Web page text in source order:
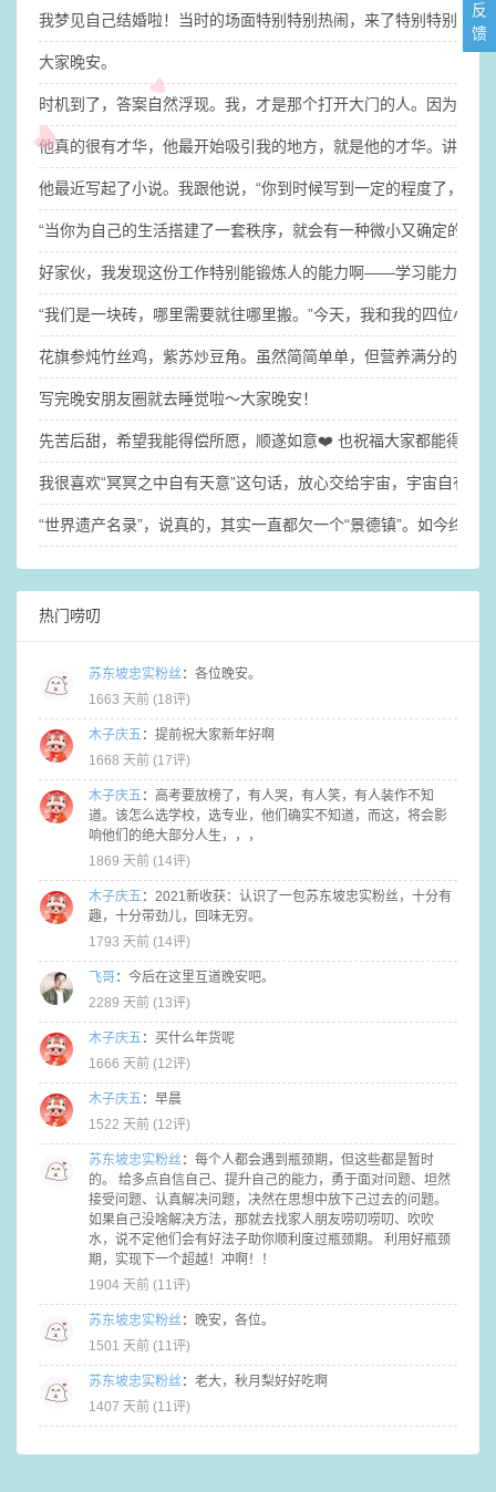
我梦见自己结婚啦！​当时的场面特别特别热闹，来了特别特别多
大家晚安。
时机到了，答案自然浮现。我，才是那个打开大门的人。因为钥匙
他真的很有才华，他最开始吸引我的地方，就是他的才华。讲真
他最近写起了小说。​我跟他说，“你到时候写到一定的程度了，你
“当你为自己的生活搭建了一套秩序，就会有一种微小又确定的稳
好家伙，我发现这份工作特别能锻炼人的能力啊——学习能力、适
“我们是一块砖，哪里需要就往哪里搬。”​今天，我和我的四位小
花旗参炖竹丝鸡，紫苏炒豆角。虽然简简单单，但营养满分的晚餐
写完晚安朋友圈就去睡觉啦～​大家晚安！
先苦后甜，希望我能得偿所愿，顺遂如意❤️ 也祝福大家都能得偿
我很喜欢“冥冥之中自有天意”这句话，放心交给宇宙，宇宙自有安
“世界遗产名录”，说真的，其实一直都欠一个“景德镇”。如今终
热门唠叨
苏东坡忠实粉丝： 各位晚安。
1663 天前 (18评)
木子庆五： 提前祝大家新年好啊
1668 天前 (17评)
木子庆五： 高考要放榜了，有人哭，有人笑，有人装作不知
道。该怎么选学校，选专业，他们确实不知道，而这，将会影
响他们的绝大部分人生，，，
1869 天前 (14评)
木子庆五： 2021新收获：认识了一包苏东坡忠实粉丝，十分有
趣，十分带劲儿，回味无穷。
1793 天前 (14评)
飞哥： 今后在这里互道晚安吧。
2289 天前 (13评)
木子庆五： 买什么年货呢
1666 天前 (12评)
木子庆五： 早晨
1522 天前 (12评)
苏东坡忠实粉丝： 每个人都会遇到瓶颈期，但这些都是暂时
的。 给多点自信自己、提升自己的能力，勇于面对问题、坦然
接受问题、认真解决问题，决然在思想中放下己过去的问题。
如果自己没啥解决方法，那就去找家人朋友唠叨唠叨、吹吹
水，说不定他们会有好法子助你顺利度过瓶颈期。 利用好瓶颈
期，实现下一个超越！冲啊！！
1904 天前 (11评)
苏东坡忠实粉丝： 晚安，各位。
1501 天前 (11评)
苏东坡忠实粉丝： 老大，秋月梨好好吃啊
1407 天前 (11评)
反
馈